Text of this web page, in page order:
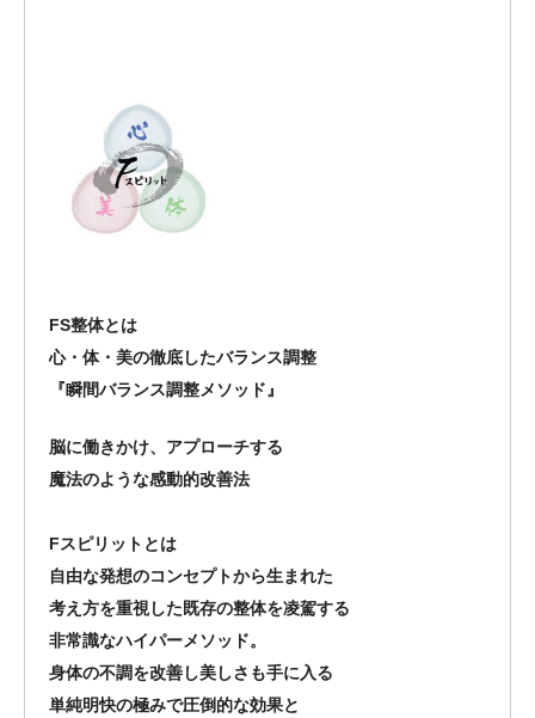
FS整体とは
心・体・美の徹底したバランス調整
『瞬間バランス調整メソッド』
脳に働きかけ、アプローチする
魔法のような感動的改善法
Fスピリットとは
自由な発想のコンセプトから生まれた
考え方を重視した既存の整体を凌駕する
非常識なハイパーメソッド。
身体の不調を改善し美しさも手に入る
単純明快の極みで圧倒的な効果と